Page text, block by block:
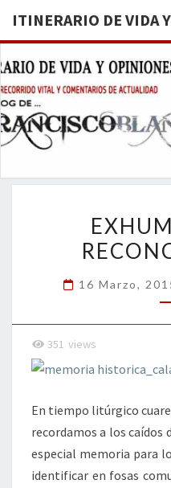
ITINERARIO DE VIDA
16 Marzo,
351 views
En tiempo litúrgico
recordamos a los caídos
especial memoria para
identificar en fosas